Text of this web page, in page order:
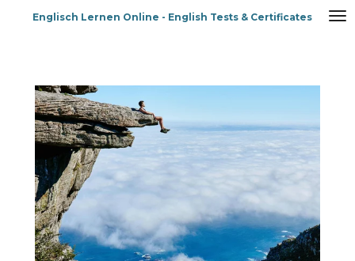
ZumEnglisch Lernen Online - English Tests & Certificates